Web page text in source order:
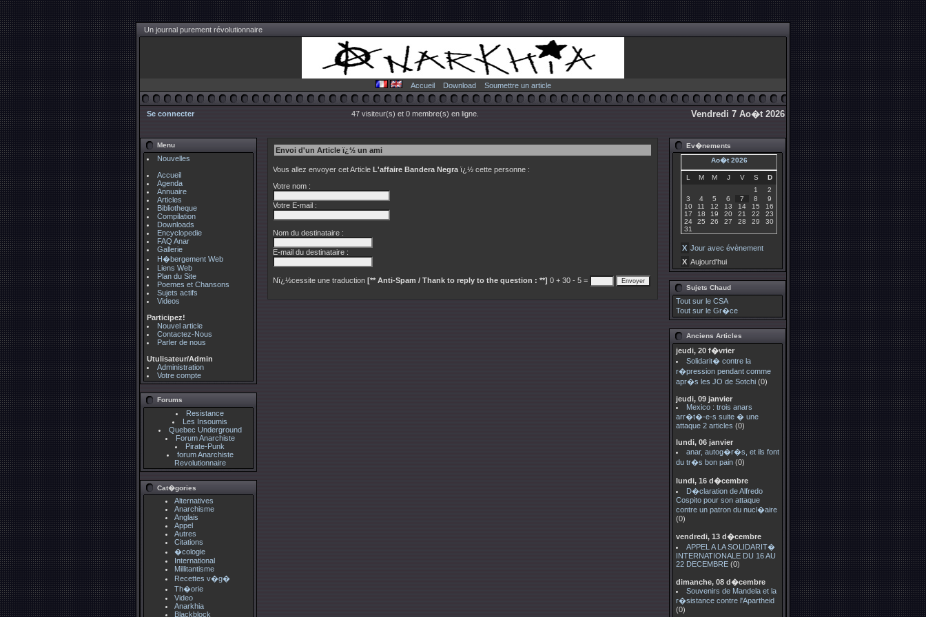
Un journal purement révolutionnaire
Accueil Download Soumettre un article
Se connecter 47 visiteur(s) et 0 membre(s) en ligne. Vendredi 7 Ao�t 2026
Menu
Nouvelles
Accueil
Agenda
Annuaire
Articles
Bibliotheque
Compilation
Downloads
Encyclopedie
FAQ Anar
Gallerie
H�bergement Web
Liens Web
Plan du Site
Poemes et Chansons
Sujets actifs
Videos
Participez!
Nouvel article
Contactez-Nous
Parler de nous
Utulisateur/Admin
Administration
Votre compte
Forums
Resistance
Les Insoumis
Quebec Underground
Forum Anarchiste
Pirate-Punk
forum Anarchiste
Revolutionnaire
Cat�gories
Alternatives
Anarchisme
Anglais
Appel
Autres
Citations
�cologie
International
Millitantisme
Recettes v�g�
Th�orie
Video
Anarkhia
Blackblock
Envoi d'un Article ï¿½ un ami
Vous allez envoyer cet Article L'affaire Bandera Negra ï¿½ cette personne :
Votre nom :
Votre E-mail :
Nom du destinataire :
E-mail du destinataire :
Nï¿½cessite une traduction [** Anti-Spam / Thank to reply to the question : **] 0 + 30 - 5 =
Ev�nements
Ao�t 2026
L M M J V S
D
1
2
3
4 5 6 7 8
9
10
11 12 13 14 15
16
17
18 19 20 21 22
23
24
25 26 27 28 29
30
31
X Jour avec évènement
X Aujourd'hui
Sujets Chaud
Tout sur le CSA
Tout sur le Gr�ce
Anciens Articles
jeudi, 20 f�vrier
Solidarit� contre la
r�pression pendant comme
apr�s les JO de Sotchi (0)
jeudi, 09 janvier
Mexico : trois anars
arr�t�-e-s suite � une
attaque 2 articles (0)
lundi, 06 janvier
anar, autog�r�s, et ils font
du tr�s bon pain (0)
lundi, 16 d�cembre
D�claration de Alfredo
Cospito pour son attaque
contre un patron du nucl�aire
(0)
vendredi, 13 d�cembre
APPEL A LA SOLIDARIT�
INTERNATIONALE DU 16 AU
22 DECEMBRE (0)
dimanche, 08 d�cembre
Souvenirs de Mandela et la
r�sistance contre l'Apartheid
(0)